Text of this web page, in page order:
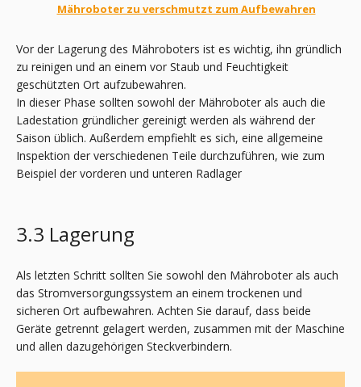
Mähroboter zu verschmutzt zum Aufbewahren
Vor der Lagerung des Mähroboters ist es wichtig, ihn gründlich
zu reinigen und an einem vor Staub und Feuchtigkeit
geschützten Ort aufzubewahren.
In dieser Phase sollten sowohl der Mähroboter als auch die
Ladestation gründlicher gereinigt werden als während der
Saison üblich. Außerdem empfiehlt es sich, eine allgemeine
Inspektion der verschiedenen Teile durchzuführen, wie zum
Beispiel der vorderen und unteren Radlager
3.3 Lagerung
Als letzten Schritt sollten Sie sowohl den Mähroboter als auch
das Stromversorgungssystem an einem trockenen und
sicheren Ort aufbewahren. Achten Sie darauf, dass beide
Geräte getrennt gelagert werden, zusammen mit der Maschine
und allen dazugehörigen Steckverbindern.